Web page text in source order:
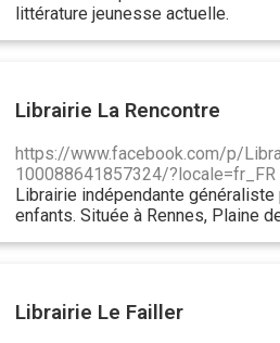
littérature jeunesse actuelle.
Librairie La Rencontre
https://www.facebook.com/p/
100088641857324/?locale=fr_FR
Librairie indépendante
enfants. Située à Rennes, Plaine
Librairie Le Failler